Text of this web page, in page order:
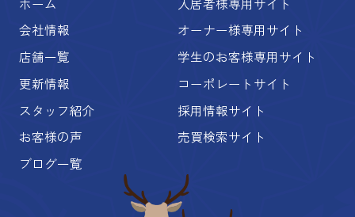
会社情報
店舗一覧
更新情報
スタッフ紹介
お客様の声
ブログ一覧
オーナー様専用サイト
学生のお客様専用サイト
コーポレートサイト
採用情報サイト
売買検索サイト